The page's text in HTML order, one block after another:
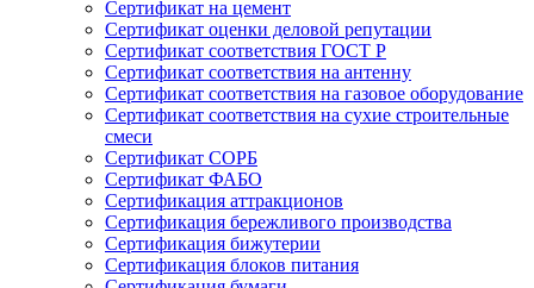
Сертификат на цемент
Сертификат оценки деловой репутации
Сертификат соответствия ГОСТ Р
Сертификат соответствия на антенну
Сертификат соответствия на газовое оборудование
Сертификат соответствия на сухие строительные
смеси
Сертификат СОРБ
Сертификат ФАБО
Сертификация аттракционов
Сертификация бережливого производства
Сертификация бижутерии
Сертификация блоков питания